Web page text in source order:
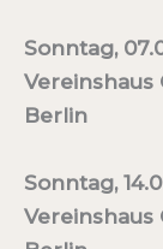
Sonntag,
Vereinshaus
Berlin
Sonntag,
Vereinshaus